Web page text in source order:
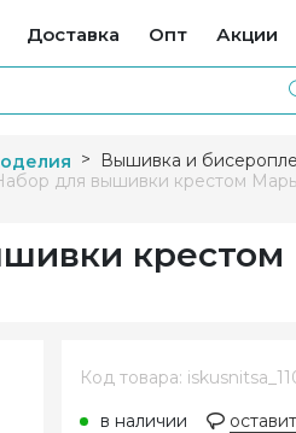
Доставка Опт Акции
Вышивка и
для вышивки крестом
Код товара:
в наличии